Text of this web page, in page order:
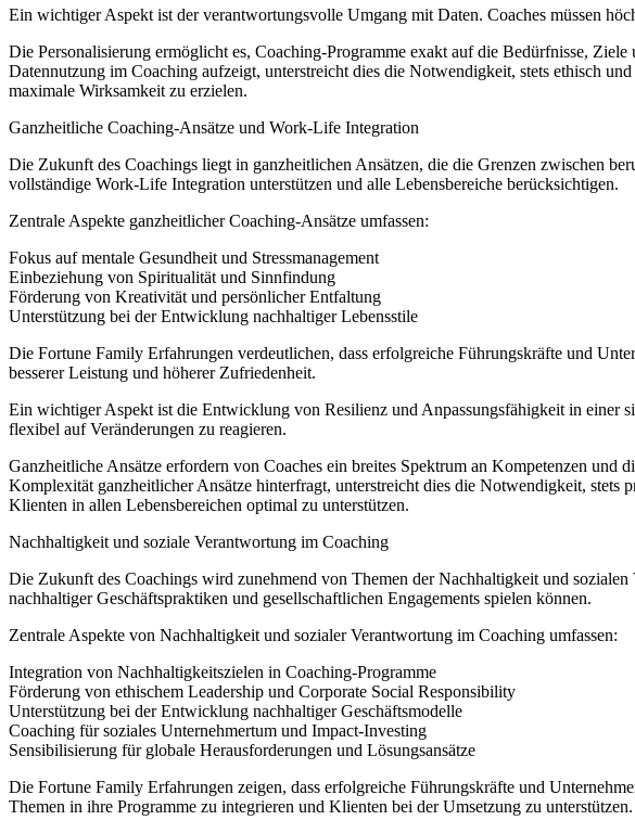
Ein wichtiger Aspekt ist der verantwortungsvolle Umgang mit Daten. Coaches müssen
Die Personalisierung ermöglicht es, Coaching-Programme exakt auf die Bedürfnisse,
Datennutzung im Coaching aufzeigt, unterstreicht dies die Notwendigkeit, stets ethisch
maximale Wirksamkeit zu erzielen.
Ganzheitliche Coaching-Ansätze und Work-Life Integration
Die Zukunft des Coachings liegt in ganzheitlichen Ansätzen, die die Grenzen zwischen
vollständige Work-Life Integration unterstützen und alle Lebensbereiche berücksichtigen.
Zentrale Aspekte ganzheitlicher Coaching-Ansätze umfassen:
Fokus auf mentale Gesundheit und Stressmanagement
Einbeziehung von Spiritualität und Sinnfindung
Förderung von Kreativität und persönlicher Entfaltung
Unterstützung bei der Entwicklung nachhaltiger Lebensstile
Die Fortune Family Erfahrungen verdeutlichen, dass erfolgreiche Führungskräfte und
besserer Leistung und höherer Zufriedenheit.
Ein wichtiger Aspekt ist die Entwicklung von Resilienz und Anpassungsfähigkeit in einer
flexibel auf Veränderungen zu reagieren.
Ganzheitliche Ansätze erfordern von Coaches ein breites Spektrum an Kompetenzen
Komplexität ganzheitlicher Ansätze hinterfragt, unterstreicht dies die Notwendigkeit,
Klienten in allen Lebensbereichen optimal zu unterstützen.
Nachhaltigkeit und soziale Verantwortung im Coaching
Die Zukunft des Coachings wird zunehmend von Themen der Nachhaltigkeit und
nachhaltiger Geschäftspraktiken und gesellschaftlichen Engagements spielen können.
Zentrale Aspekte von Nachhaltigkeit und sozialer Verantwortung im Coaching umfassen:
Integration von Nachhaltigkeitszielen in Coaching-Programme
Förderung von ethischem Leadership und Corporate Social Responsibility
Unterstützung bei der Entwicklung nachhaltiger Geschäftsmodelle
Coaching für soziales Unternehmertum und Impact-Investing
Sensibilisierung für globale Herausforderungen und Lösungsansätze
Die Fortune Family Erfahrungen zeigen, dass erfolgreiche Führungskräfte und
Themen in ihre Programme zu integrieren und Klienten bei der Umsetzung zu unterstützen.